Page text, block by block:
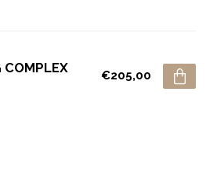
COMPLEX €205,00